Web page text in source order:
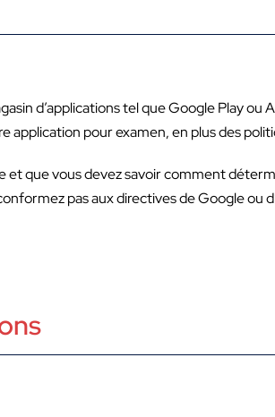
d’applications tel que Google Play ou
pour examen, en plus des
et que vous devez savoir comment
pas aux directives de Google ou